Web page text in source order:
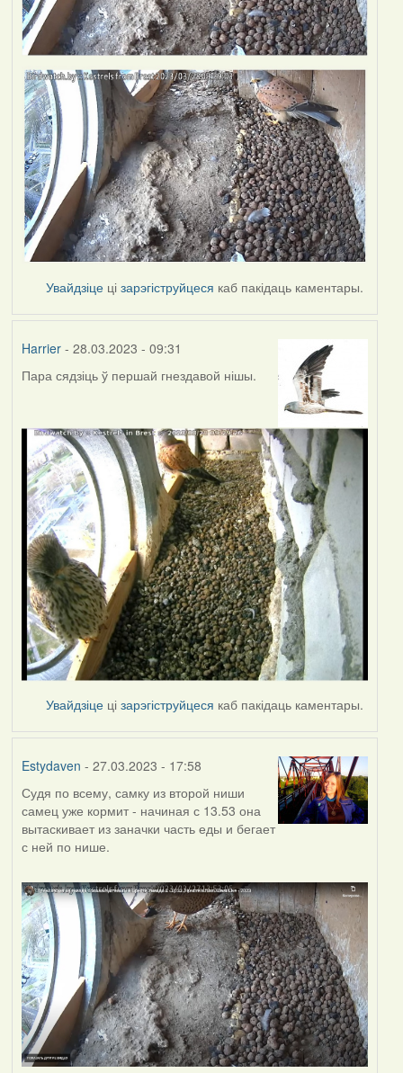
Увайдзіце цізарэгіструйцеся каб пакідаць каментары.
Harrier- 28.03.2023 - 09:31
Пара сядзіць ў першай гнездавой нішы.
Увайдзіце цізарэгіструйцеся каб пакідаць каментары.
Estydaven - 27.03.2023 - 17:58
Судя по всему, самку из второй ниши
самец уже кормит - начиная с 13.53 она
вытаскивает из заначки часть еды и бегает
с ней по нише.